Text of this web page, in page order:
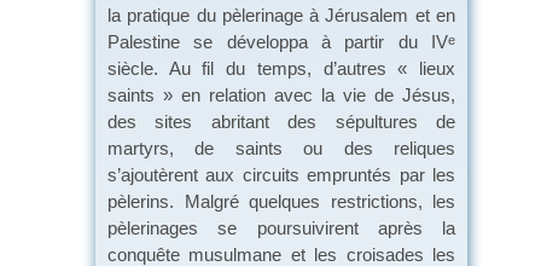
la pratique du pèlerinage à Jérusalem et en
Palestine se développa à partir du IVe
siècle. Au fil du temps, d’autres « lieux
saints » en relation avec la vie de Jésus,
des sites abritant des sépultures de
martyrs, de saints ou des reliques
s’ajoutèrent aux circuits empruntés par les
pèlerins. Malgré quelques restrictions, les
pèlerinages se poursuivirent après la
conquête musulmane et les croisades les